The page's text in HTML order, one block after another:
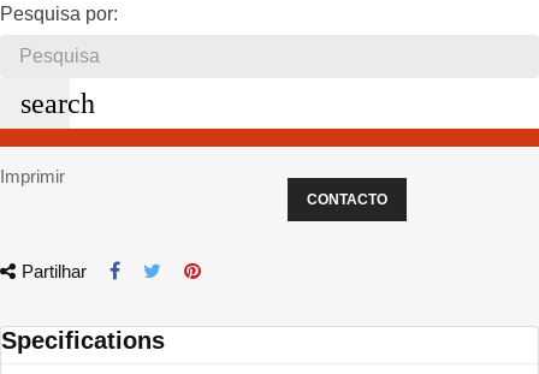
Pesquisa por:
search
Imprimir
CONTACTO
Partilhar
Specifications